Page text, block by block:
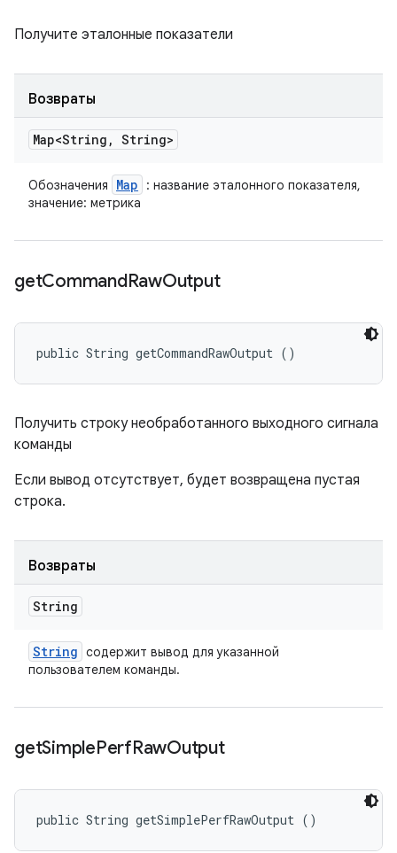
Получите эталонные показатели
Возвраты
Map<String , String>
Обозначения Map
: название эталонного показателя,
значение: метрика
getCommandRawOutput
public String getCommandRawOutput ()
Получить строку необработанного выходного сигнала
команды
Если вывод отсутствует, будет возвращена пустая
строка.
Возвраты
String
String содержит вывод для указанной
пользователем команды.
getSimplePerfRawOutput
public String getSimplePerfRawOutput ()